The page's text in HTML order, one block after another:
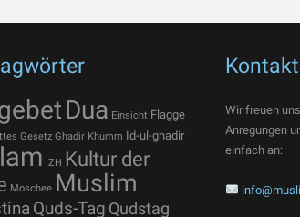
Dua Einsicht Flagge
Gesetz Ghadir Khumm Id-ul-ghadir
IZH Kultur der
Moschee Muslim
Quds-Tag Qudstag
Wir freuen
Anregungen
einfach an: